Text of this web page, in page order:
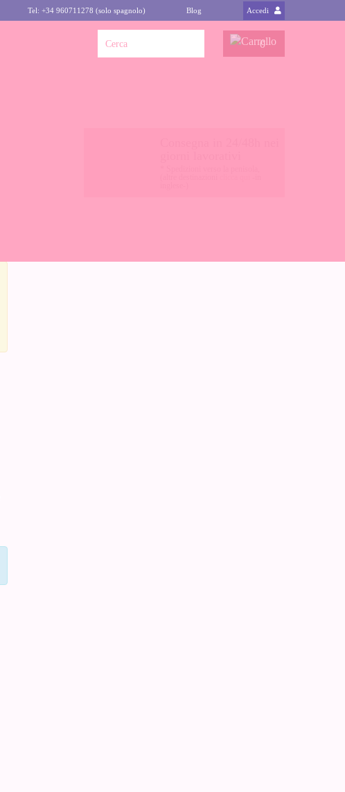
Tel: +34 960711278 (solo spagnolo) Blog Accedi
0